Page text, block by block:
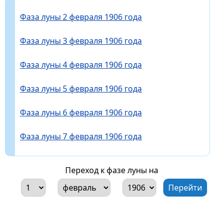
Фаза луны 2 февраля 1906 года
Фаза луны 3 февраля 1906 года
Фаза луны 4 февраля 1906 года
Фаза луны 5 февраля 1906 года
Фаза луны 6 февраля 1906 года
Фаза луны 7 февраля 1906 года
Переход к фазе луны на